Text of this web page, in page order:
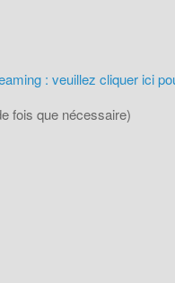
: veuillez cliquer ici
fois que nécessaire)